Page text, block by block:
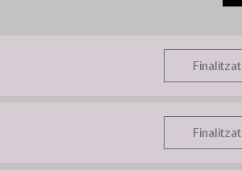
Finalitzat
Finalitzat